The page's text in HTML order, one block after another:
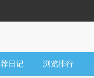
日记 浏览排行